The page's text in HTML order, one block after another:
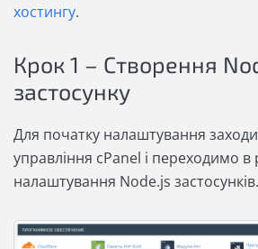
хостингу.
Крок 1 – Створення
застосунку
Для початку налаштування
управління cPanel і переходимо в
налаштування Node.js застосунків.